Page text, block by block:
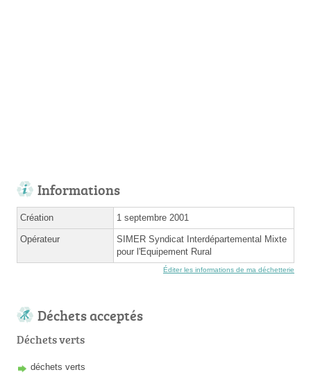
Informations
Création 1 septembre 2001
Opérateur
SIMER Syndicat Interdépartemental Mixte
pour l'Equipement Rural
Éditer les informations de ma déchetterie
Déchets acceptés
Déchets verts
déchets verts